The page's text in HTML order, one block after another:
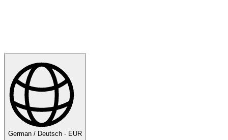
Entdecken Golf
German / Deutsch - EUR